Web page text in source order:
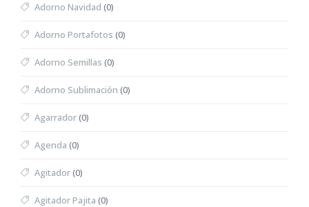
Adorno Navidad (0)
Adorno Portafotos (0)
Adorno Semillas (0)
Adorno Sublimación (0)
Agarrador(0)
Agenda (0)
Agitador(0)
Agitador Pajita (0)